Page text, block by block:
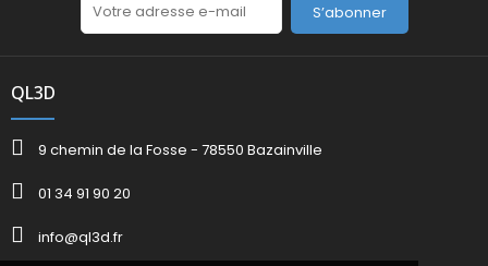
S’abonner
QL3D
9 chemin de la Fosse - 78550 Bazainville
01 34 91 90 20
info@ql3d.fr